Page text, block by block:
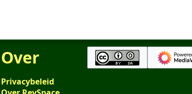
Over
Privacybeleid